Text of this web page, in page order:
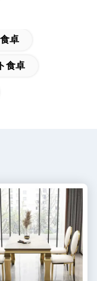
卓
食卓